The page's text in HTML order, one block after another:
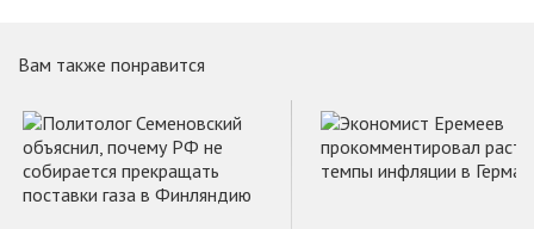
Вам также понравится